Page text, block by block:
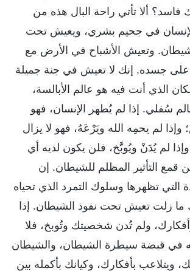
ألا تأتي راحة البال هذه من
في جحيم بشري، ويعيش تحت
وتعيش الأشباح في الأرض مع
على جسده. إنك لا تعيش في جنة جميلة
الذي أنت فيه هو عالم الأبالسة،
سُفلي. إذا لم يُطهر الإنسان، فهو
وإذا لم يحمِه الله ويَرْعَهُ، فهو لا يزال
لم يُدَنْ ويُوبَّخ، فلن يكون لديه أي
قمع التأثير المظلم للشيطان. إن
التي تظهرها وسلوك التمرد الذي تحياه
ما زلت تعيش تحت نفوذ الشيطان. إذا
ولم تُدن شخصيتك وتُوبخ، فلا
في قبضة سيطرة الشيطان، والشيطان
ويتلاعب بأفكارك، وكيانك بأكمله بين